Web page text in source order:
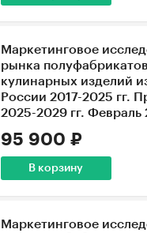
Маркетинговое
рынка
кулинарных изделий
России 2017-2025 гг.
2025-2029 гг. Февраль
95 900 ₽
В корзину
Маркетинговое